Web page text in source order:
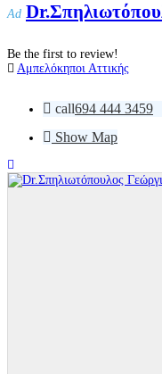
Ad
Be the first to review!
Αμπελόκηποι Αττικής
call694 444 3459
Show Map